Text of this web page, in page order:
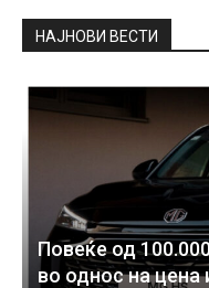
НAЈНОВИ ВЕСТИ
Повеќе од
во однос на цена